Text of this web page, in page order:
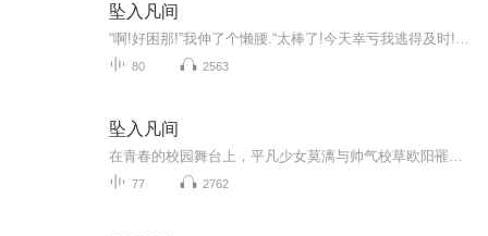
坠入凡间
80 2563
坠入凡间
77 2762